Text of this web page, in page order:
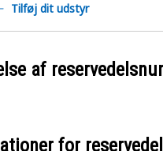
Tilføj dit udstyr
af
for